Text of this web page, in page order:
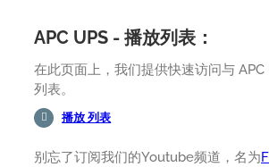
APC UPS - 播放列表：
在此页面上，我们提供快速访问与 APC
列表。
播放 列表
别忘了订阅我们的Youtube频道，名为